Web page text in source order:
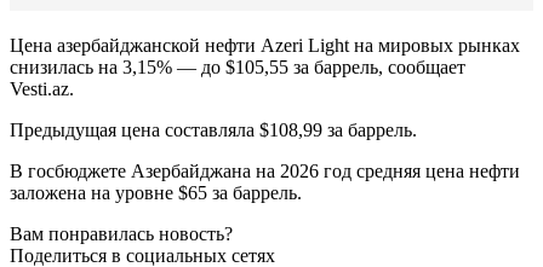
Цена азербайджанской нефти Azeri Light на мировых рынках
снизилась на 3,15% — до $105,55 за баррель, сообщает
Vesti.az.
Предыдущая цена составляла $108,99 за баррель.
В госбюджете Азербайджана на 2026 год средняя цена нефти
заложена на уровне $65 за баррель.
Вам понравилась новость?
Поделиться в социальных сетях